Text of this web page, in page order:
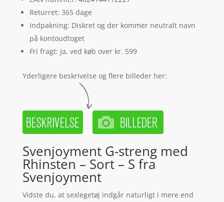
Returret: 365 dage
Indpakning: Diskret og der kommer neutralt navn
på kontoudtoget
Fri fragt: Ja, ved køb over kr. 599
Yderligere beskrivelse og flere billeder her:
Svenjoyment G-streng med
Rhinsten – Sort – S fra
Svenjoyment
Vidste du, at sexlegetøj indgår naturligt i mere end